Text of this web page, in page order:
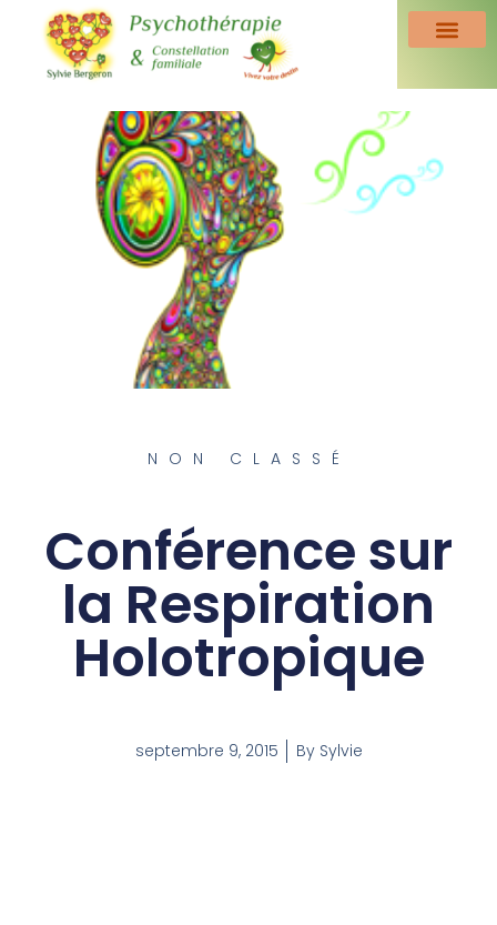
NON CLASSÉ
Conférence sur
la Respiration
Holotropique
septembre 9, 2015 BySylvie